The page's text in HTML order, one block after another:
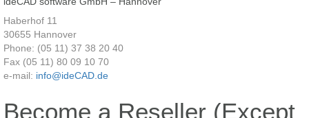
Haberhof 11
30655 Hannover
Phone: (05 11) 37 38 20 40
Fax (05 11) 80 09 10 70
e-mail: info@ideCAD.de
Become a Reseller (Except